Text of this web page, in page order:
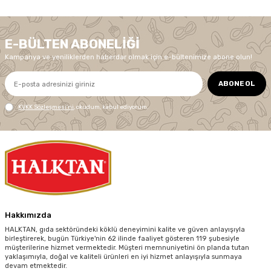
E-BÜLTEN ABONELIĞI
Kampanya ve yeniliklerden haberdar olmak için e-bültenimize abone olun!
ABONE OL
KVKK Sözleşmesi'ni , okudum, kabul ediyorum.
Hakkımızda
HALKTAN, gıda sektöründeki köklü deneyimini kalite ve güven anlayışıyla
birleştirerek, bugün Türkiye'nin 62 ilinde faaliyet gösteren 119 şubesiyle
müşterilerine hizmet vermektedir. Müşteri memnuniyetini ön planda tutan
yaklaşımıyla, doğal ve kaliteli ürünleri en iyi hizmet anlayışıyla sunmaya
devam etmektedir.